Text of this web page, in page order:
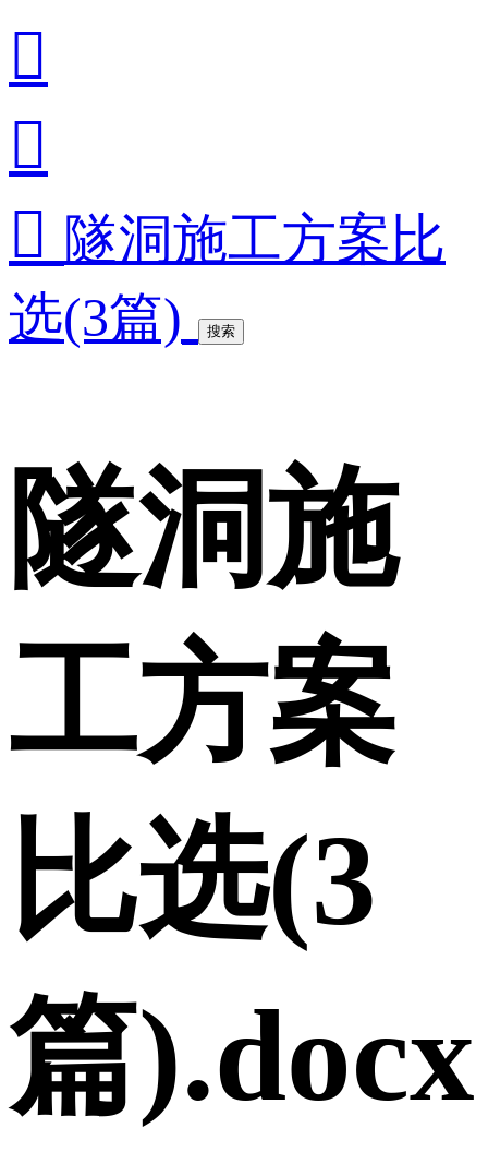


 隧洞施工方案比
选(3篇)
搜索
隧洞施
工方案
比选(3
篇).docx